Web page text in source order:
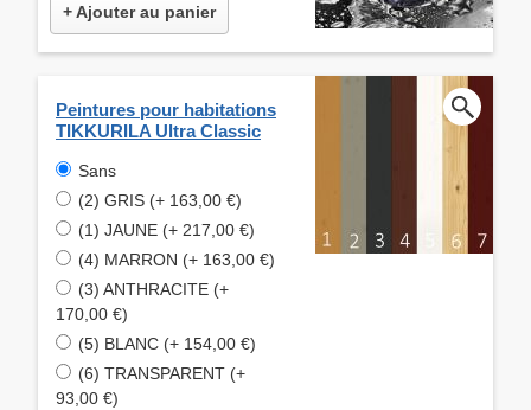
+ Ajouter au panier
Peintures pour habitations
TIKKURILA Ultra Classic
Sans
(2) GRIS (+ 163,00 €)
(1) JAUNE (+ 217,00 €)
(4) MARRON (+ 163,00 €)
(3) ANTHRACITE (+
170,00 €)
(5) BLANC (+ 154,00 €)
(6) TRANSPARENT (+
93,00 €)